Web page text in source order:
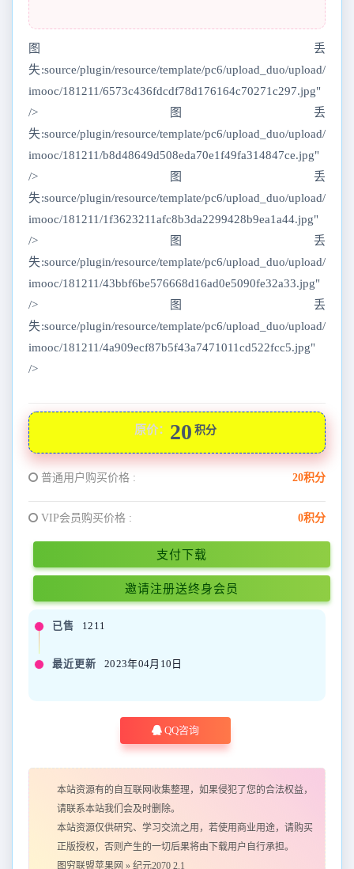
图丢
失:source/plugin/resource/template/pc6/upload_duo/upload/
imooc/181211/6573c436fdcdf78d176164c70271c297.jpg"
/>图丢
失:source/plugin/resource/template/pc6/upload_duo/upload/
imooc/181211/b8d48649d508eda70e1f49fa314847ce.jpg"
/>图丢
失:source/plugin/resource/template/pc6/upload_duo/upload/
imooc/181211/1f3623211afc8b3da2299428b9ea1a44.jpg"
/>图丢
失:source/plugin/resource/template/pc6/upload_duo/upload/
imooc/181211/43bbf6be576668d16ad0e5090fe32a33.jpg"
/>图丢
失:source/plugin/resource/template/pc6/upload_duo/upload/
imooc/181211/4a909ecf87b5f43a7471011cd522fcc5.jpg"
/>
原价： 20 积分
普通用户购买价格 : 20积分
VIP会员购买价格 : 0积分
支付下载
邀请注册送终身会员
已售 1211
最近更新 2023年04月10日
QQ咨询
本站资源有的自互联网收集整理，如果侵犯了您的合法权益，
请联系本站我们会及时删除。
本站资源仅供研究、学习交流之用，若使用商业用途，请购买
正版授权，否则产生的一切后果将由下载用户自行承担。
图穷联盟苹果网 » 纪元2070 2.1